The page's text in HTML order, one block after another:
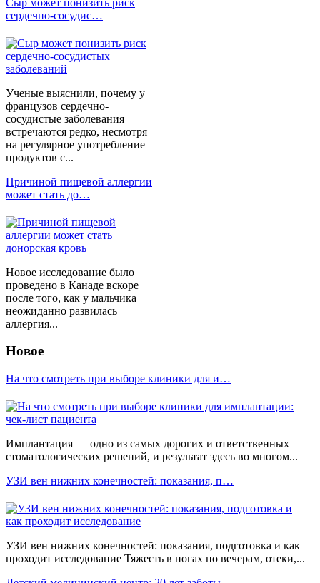
сердечно-сосудис…
Ученые выяснили, почему у
французов сердечно-
сосудистые заболевания
встречаются редко, несмотря
на регулярное употребление
продуктов с...
Причиной пищевой аллергии
может стать до…
Новое исследование было
проведено в Канаде вскоре
после того, как у мальчика
неожиданно развилась
аллергия...
Новое
На что смотреть при выборе клиники для и…
Имплантация — одно из самых дорогих и ответственных
стоматологических решений, и результат здесь во многом...
УЗИ вен нижних конечностей: показания, п…
УЗИ вен нижних конечностей: показания, подготовка и как
проходит исследование Тяжесть в ногах по вечерам, отеки,...